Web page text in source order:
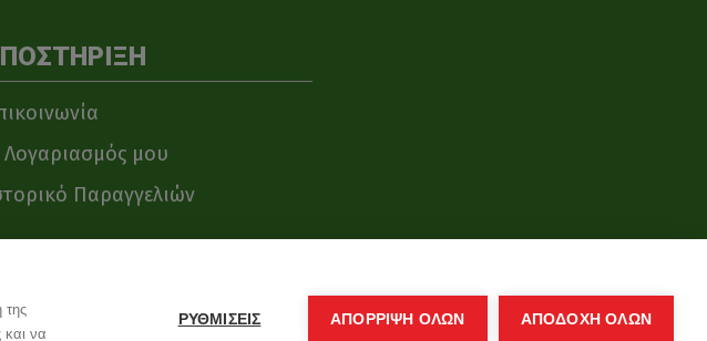
Λογαριασμός μου
Παραγγελιών
της
και να
ΡΥΘΜΙΣΕΙΣ ΑΠΌΡΡΙΨΗ ΌΛΩΝ ΑΠΟΔΟΧΗ ΟΛΩΝ